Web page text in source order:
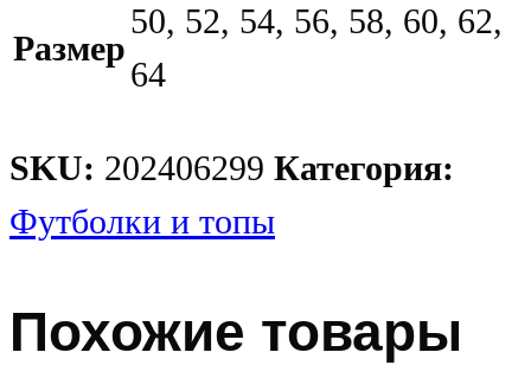
Размер
50, 52, 54, 56, 58, 60, 62,
64
SKU: 202406299 Категория:
Футболки и топы
Похожие товары